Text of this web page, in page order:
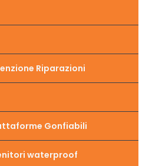
Riparazioni
Gonfiabili
waterproof